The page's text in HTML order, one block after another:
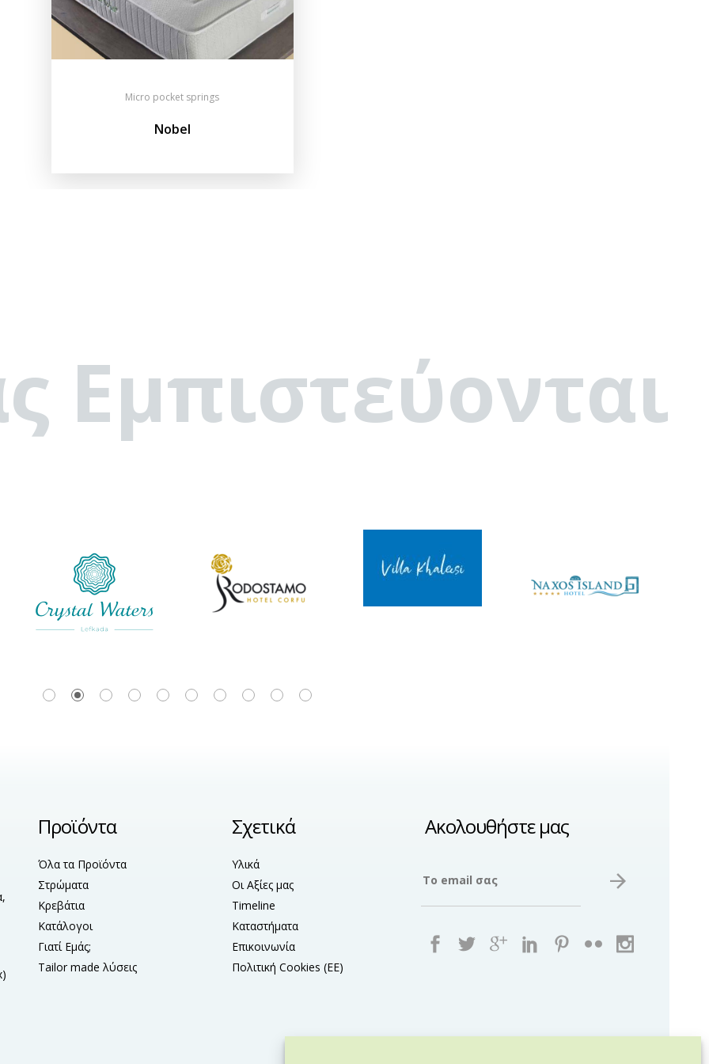
Micro pocket springs
Nobel
Εμπιστεύονται
Προϊόντα
Όλα τα Προϊόντα
Στρώματα
Κρεβάτια
Κατάλογοι
Γιατί Εμάς;
Tailor made λύσεις
Σχετικά
Υλικά
Οι Αξίες μας
Timeline
Καταστήματα
Επικοινωνία
Πολιτική Cookies (ΕΕ)
Ακολουθήστε μας